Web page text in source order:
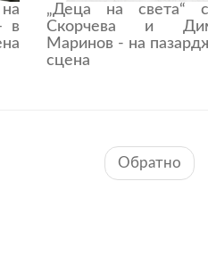
в
„Деца на света“
Скорчева и
Маринов - на
сцена
Обратно